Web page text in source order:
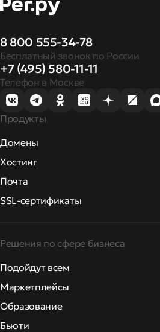
8 800 555-34-78
Бесплатный звонок по России
+7 (495) 580-11-11
Телефон в Москве
Продукты
Домены
Хостинг
Почта
SSL-сертификаты
Решения по сфере бизнеса
Подойдут всем
Маркетплейсы
Образование
Бьюти